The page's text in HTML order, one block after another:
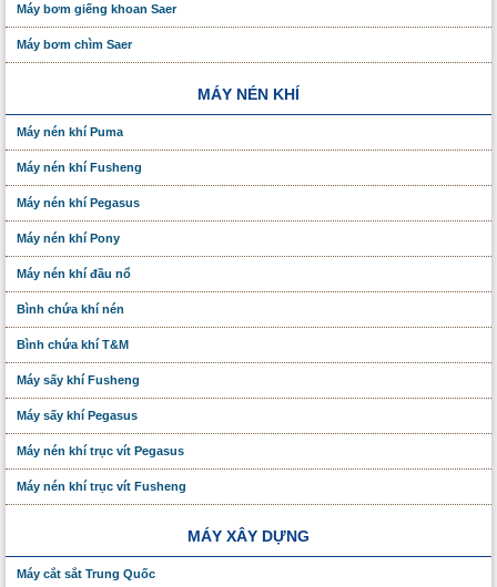
Máy bơm giếng khoan Saer
Máy bơm chìm Saer
MÁY NÉN KHÍ
Máy nén khí Puma
Máy nén khí Fusheng
Máy nén khí Pegasus
Máy nén khí Pony
Máy nén khí đầu nổ
Bình chứa khí nén
Bình chứa khí T&M
Máy sấy khí Fusheng
Máy sấy khí Pegasus
Máy nén khí trục vít Pegasus
Máy nén khí trục vít Fusheng
MÁY XÂY DỰNG
Máy cắt sắt Trung Quốc